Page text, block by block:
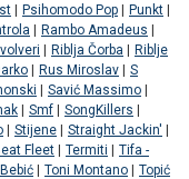
| Psihomodo Pop | Punkt |
| Rambo Amadeus |
| Riblja Čorba | Riblje
| Rus Miroslav | S
| Savić Massimo |
| Smf | SongKillers |
| Stijene | Straight Jackin' |
Fleet | Termiti | Tifa -
| Toni Montano | Topić